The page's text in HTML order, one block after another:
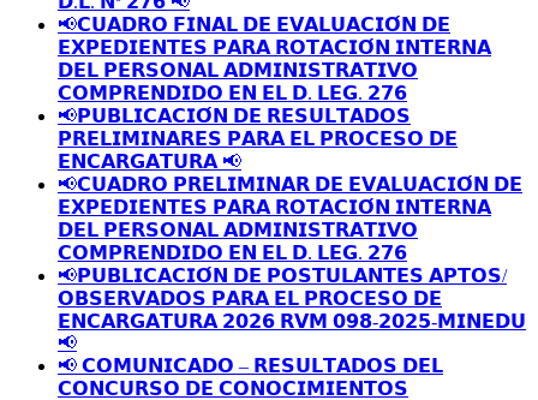
📢𝗖𝗨𝗔𝗗𝗥𝗢 𝗙𝗜𝗡𝗔𝗟 𝗗𝗘 𝗘𝗩𝗔𝗟𝗨𝗔𝗖𝗜𝗢́𝗡 𝗗𝗘
𝗘𝗫𝗣𝗘𝗗𝗜𝗘𝗡𝗧𝗘𝗦 𝗣𝗔𝗥𝗔 𝗥𝗢𝗧𝗔𝗖𝗜𝗢́𝗡 𝗜𝗡𝗧𝗘𝗥𝗡𝗔
𝗗𝗘𝗟 𝗣𝗘𝗥𝗦𝗢𝗡𝗔𝗟 𝗔𝗗𝗠𝗜𝗡𝗜𝗦𝗧𝗥𝗔𝗧𝗜𝗩𝗢
𝗖𝗢𝗠𝗣𝗥𝗘𝗡𝗗𝗜𝗗𝗢 𝗘𝗡 𝗘𝗟 𝗗. 𝗟𝗘𝗚. 𝟮𝟳𝟲
📢𝗣𝗨𝗕𝗟𝗜𝗖𝗔𝗖𝗜𝗢́𝗡 𝗗𝗘 𝗥𝗘𝗦𝗨𝗟𝗧𝗔𝗗𝗢𝗦
𝗣𝗥𝗘𝗟𝗜𝗠𝗜𝗡𝗔𝗥𝗘𝗦 𝗣𝗔𝗥𝗔 𝗘𝗟 𝗣𝗥𝗢𝗖𝗘𝗦𝗢 𝗗𝗘
𝗘𝗡𝗖𝗔𝗥𝗚𝗔𝗧𝗨𝗥𝗔 📢
📢𝗖𝗨𝗔𝗗𝗥𝗢 𝗣𝗥𝗘𝗟𝗜𝗠𝗜𝗡𝗔𝗥 𝗗𝗘 𝗘𝗩𝗔𝗟𝗨𝗔𝗖𝗜𝗢́𝗡 𝗗𝗘
𝗘𝗫𝗣𝗘𝗗𝗜𝗘𝗡𝗧𝗘𝗦 𝗣𝗔𝗥𝗔 𝗥𝗢𝗧𝗔𝗖𝗜𝗢́𝗡 𝗜𝗡𝗧𝗘𝗥𝗡𝗔
𝗗𝗘𝗟 𝗣𝗘𝗥𝗦𝗢𝗡𝗔𝗟 𝗔𝗗𝗠𝗜𝗡𝗜𝗦𝗧𝗥𝗔𝗧𝗜𝗩𝗢
𝗖𝗢𝗠𝗣𝗥𝗘𝗡𝗗𝗜𝗗𝗢 𝗘𝗡 𝗘𝗟 𝗗. 𝗟𝗘𝗚. 𝟮𝟳𝟲
📢𝗣𝗨𝗕𝗟𝗜𝗖𝗔𝗖𝗜𝗢́𝗡 𝗗𝗘 𝗣𝗢𝗦𝗧𝗨𝗟𝗔𝗡𝗧𝗘𝗦 𝗔𝗣𝗧𝗢𝗦/
𝗢𝗕𝗦𝗘𝗥𝗩𝗔𝗗𝗢𝗦 𝗣𝗔𝗥𝗔 𝗘𝗟 𝗣𝗥𝗢𝗖𝗘𝗦𝗢 𝗗𝗘
𝗘𝗡𝗖𝗔𝗥𝗚𝗔𝗧𝗨𝗥𝗔 𝟮𝟬𝟮𝟲 𝗥𝗩𝗠 𝟬𝟵𝟴-𝟮𝟬𝟮𝟱-𝗠𝗜𝗡𝗘𝗗𝗨
📢
📢 𝗖𝗢𝗠𝗨𝗡𝗜𝗖𝗔𝗗𝗢 – 𝗥𝗘𝗦𝗨𝗟𝗧𝗔𝗗𝗢𝗦 𝗗𝗘𝗟
𝗖𝗢𝗡𝗖𝗨𝗥𝗦𝗢 𝗗𝗘 𝗖𝗢𝗡𝗢𝗖𝗜𝗠𝗜𝗘𝗡𝗧𝗢𝗦